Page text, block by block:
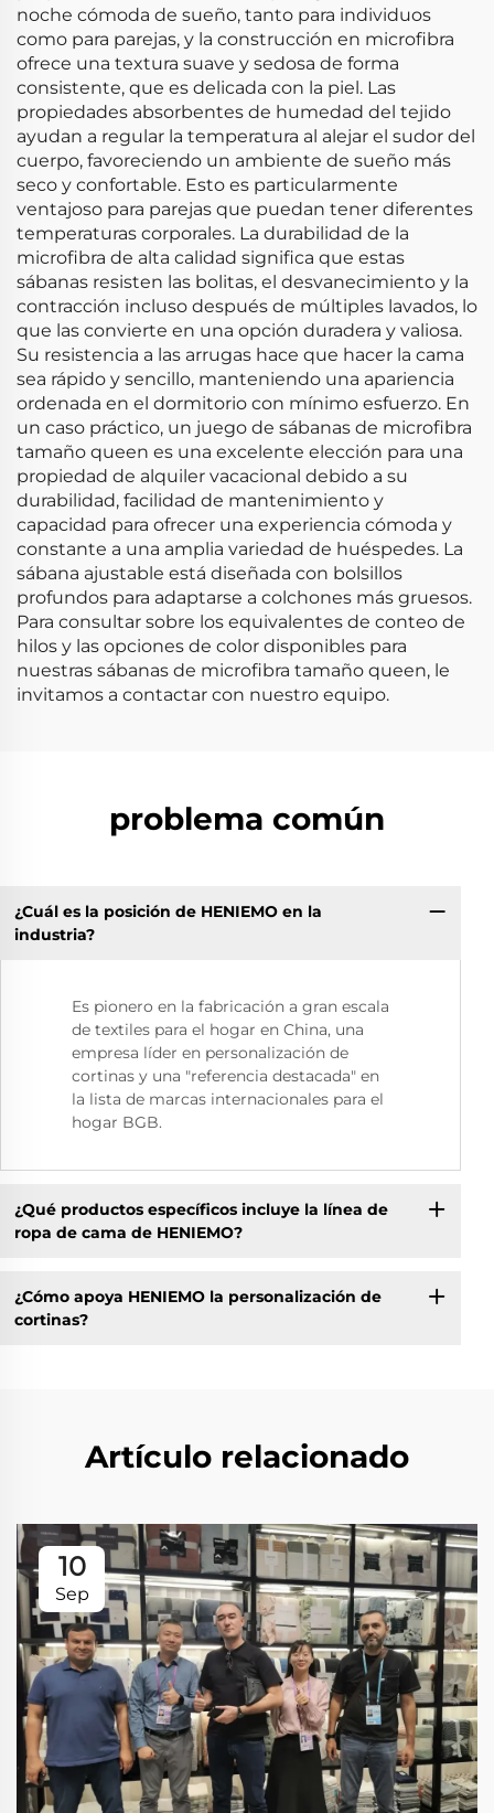
noche cómoda de sueño, tanto para individuos
como para parejas, y la construcción en microfibra
ofrece una textura suave y sedosa de forma
consistente, que es delicada con la piel. Las
propiedades absorbentes de humedad del tejido
ayudan a regular la temperatura al alejar el sudor del
cuerpo, favoreciendo un ambiente de sueño más
seco y confortable. Esto es particularmente
ventajoso para parejas que puedan tener diferentes
temperaturas corporales. La durabilidad de la
microfibra de alta calidad significa que estas
sábanas resisten las bolitas, el desvanecimiento y la
contracción incluso después de múltiples lavados, lo
que las convierte en una opción duradera y valiosa.
Su resistencia a las arrugas hace que hacer la cama
sea rápido y sencillo, manteniendo una apariencia
ordenada en el dormitorio con mínimo esfuerzo. En
un caso práctico, un juego de sábanas de microfibra
tamaño queen es una excelente elección para una
propiedad de alquiler vacacional debido a su
durabilidad, facilidad de mantenimiento y
capacidad para ofrecer una experiencia cómoda y
constante a una amplia variedad de huéspedes. La
sábana ajustable está diseñada con bolsillos
profundos para adaptarse a colchones más gruesos.
Para consultar sobre los equivalentes de conteo de
hilos y las opciones de color disponibles para
nuestras sábanas de microfibra tamaño queen, le
invitamos a contactar con nuestro equipo.
problema común
¿Cuál es la posición de HENIEMO en la
industria?
Es pionero en la fabricación a gran escala
de textiles para el hogar en China, una
empresa líder en personalización de
cortinas y una "referencia destacada" en
la lista de marcas internacionales para el
hogar BGB.
¿Qué productos específicos incluye la línea de
ropa de cama de HENIEMO?
¿Cómo apoya HENIEMO la personalización de
cortinas?
Artículo relacionado
10
Sep